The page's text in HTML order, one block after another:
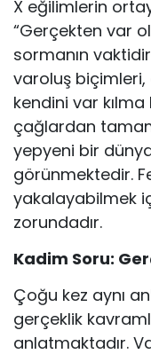
X eğilimlerin
“Gerçekten var
sormanın
varoluş biçim­leri,
kendini var
çağlardan
yepyeni bir
görünmektedir.
yakalayabilmek
zorundadır.
Kadim Soru:
Çoğu kez aynı
gerçeklik
anlatmaktadır.